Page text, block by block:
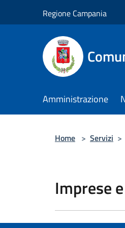
Regione Campania
Amministrazione
Home > Servizi >
Imprese